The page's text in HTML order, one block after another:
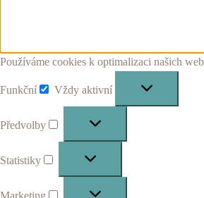
Používáme cookies k optimalizaci našich
Funkční
Funkční
Vždy aktivní
Předvolby
Statistiky
Marketing